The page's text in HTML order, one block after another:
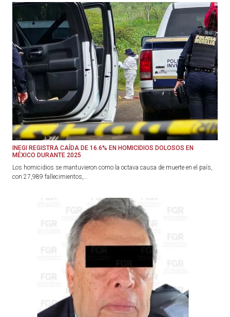
INEGI REGISTRA CAÍDA DE 16.6% EN HOMICIDIOS DOLOSOS EN
MÉXICO DURANTE 2025
Los homicidios se mantuvieron como la octava causa de muerte en el país,
con 27,989 fallecimientos,...